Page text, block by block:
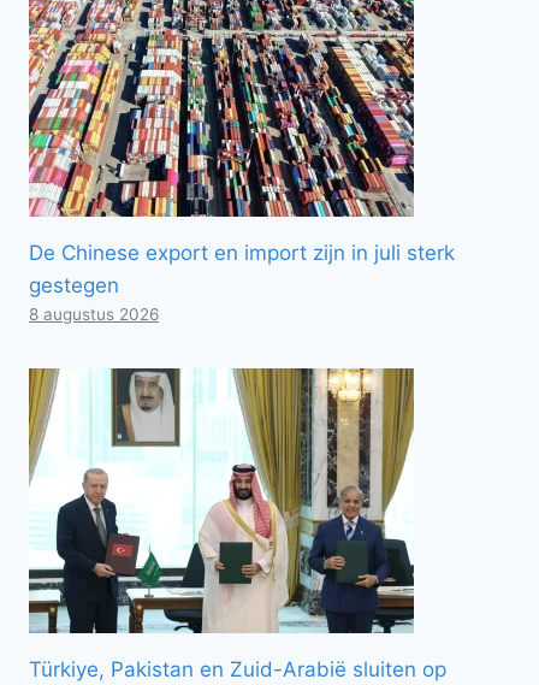
De Chinese export en import zijn in juli sterk
gestegen
8 augustus 2026
Türkiye, Pakistan en Zuid-Arabië sluiten op